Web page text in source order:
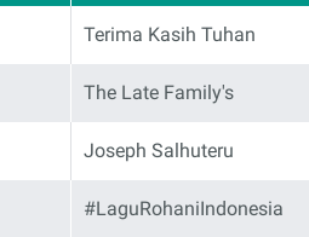
Terima Kasih Tuhan
The Late Family's
Joseph Salhuteru
#LaguRohaniIndonesia